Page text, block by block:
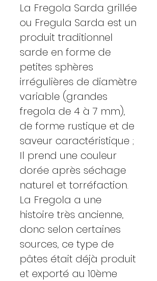
La Fregola Sarda grillée
ou Fregula Sarda est un
produit traditionnel
sarde en forme de
petites sphères
irrégulières de diamètre
variable (grandes
fregola de 4 à 7 mm),
de forme rustique et de
saveur caractéristique ;
Il prend une couleur
dorée après séchage
naturel et torréfaction.
La Fregola a une
histoire très ancienne,
donc selon certaines
sources, ce type de
pâtes était déjà produit
et exporté au 10ème